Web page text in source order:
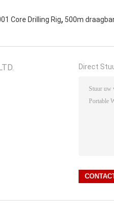
Core Drilling Rig, 500m
Direct